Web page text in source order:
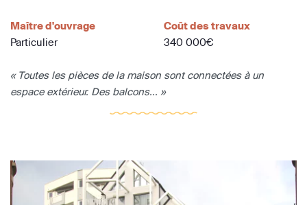
Maître d'ouvrage
Particulier
Coût des travaux
340 000€
« Toutes les pièces de la maison sont connectées à un
espace extérieur. Des balcons... »